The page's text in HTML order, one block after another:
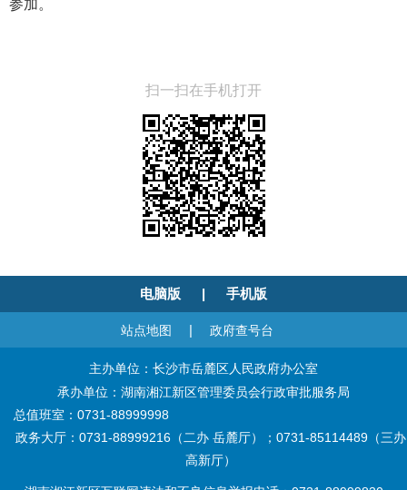
参加。
扫一扫在手机打开
电脑版 | 手机版
站点地图 | 政府查号台
主办单位：长沙市岳麓区人民政府办公室
承办单位：湖南湘江新区管理委员会行政审批服务局
总值班室：0731-88999998
政务大厅：0731-88999216（二办 岳麓厅）；0731-85114489（三办
高新厅）